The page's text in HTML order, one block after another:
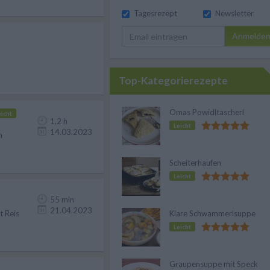
1,2 h
14.03.2023
Reis
55 min
21.04.2023
Tagesrezept
Newsletter
Anmelden
Top-Kategorierezepte
Omas Powidltascherl
Leicht
Scheiterhaufen
Leicht
Klare Schwammerlsuppe
Leicht
Graupensuppe mit Speck